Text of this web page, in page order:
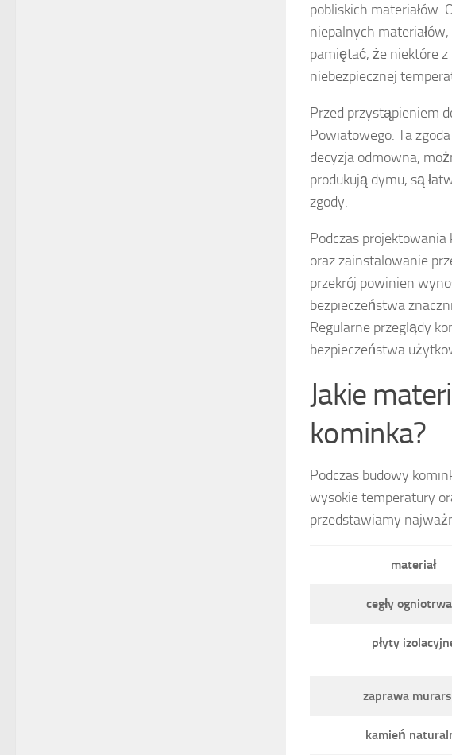
pobliskich materiałów.
niepalnych
pamiętać, że niektóre
niebezpiecznej
Przed przystąpieniem
Powiatowego. Ta
decyzja odmowna,
produkują dymu, są
zgody.
Podczas
oraz zainstalowanie
przekrój powinien
bezpieczeństwa
Regularne przeglądy
bezpieczeństwa
Jakie
kominka?
Podczas budowy
wysokie temperatury
przedstawiamy
materiał
cegły
płyty
zaprawa
kamień